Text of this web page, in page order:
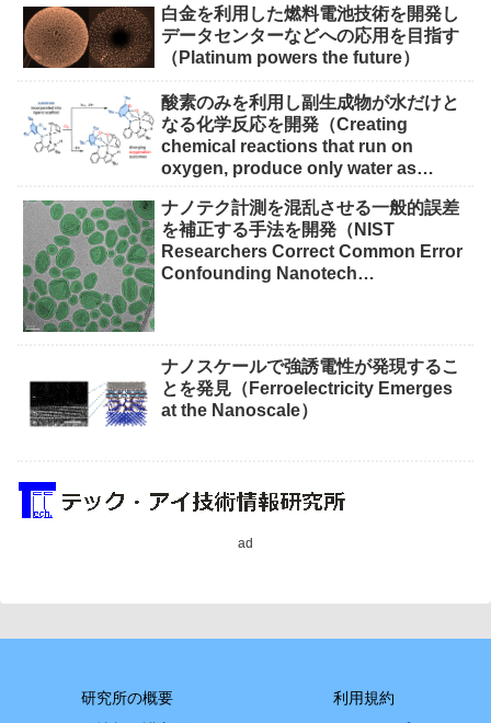
白金を利用した燃料電池技術を開発し
データセンターなどへの応用を目指す
（Platinum powers the future）
酸素のみを利用し副生成物が水だけと
なる化学反応を開発（Creating
chemical reactions that run on
oxygen, produce only water as
ナノテク計測を混乱させる一般的誤差
を補正する手法を開発（NIST
Researchers Correct Common Error
Confounding Nanotech
ナノスケールで強誘電性が発現するこ
とを発見（Ferroelectricity Emerges
at the Nanoscale）
ad
研究所の概要
利用規約